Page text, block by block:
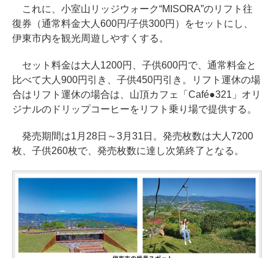
これに、小室山リッジウォーク“MISORA”のリフト往
復券（通常料金大人600円/子供300円）をセットにし、
伊東市内を観光周遊しやすくする。
セット料金は大人1200円、子供600円で、通常料金と
比べて大人900円引き、子供450円引き。リフト運休の場
合はリフト運休の場合は、山頂カフェ「Café●321」オリ
ジナルのドリップコーヒーをリフト乗り場で提供する。
発売期間は1月28日～3月31日。発売枚数は大人7200
枚、子供260枚で、発売枚数に達し次第終了となる。